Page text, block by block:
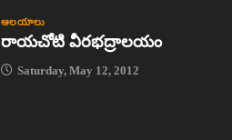
ఆలయాలు
రాయచోటి వీరభద్రాలయం
Saturday, May 12, 2012